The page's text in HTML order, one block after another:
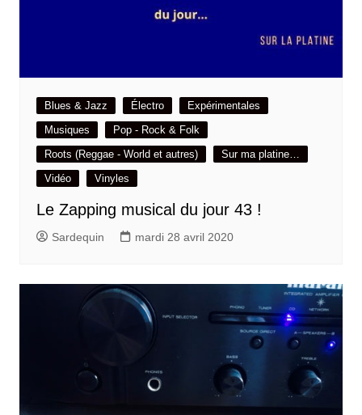
Blues & Jazz Électro
Expérimentales
Musiques
Pop - Rock & Folk
Roots (Reggae - World et autres)
Sur ma platine…
Vidéo
Vinyles
Le Zapping musical du jour 43 !
Sardequin mardi 28 avril 2020